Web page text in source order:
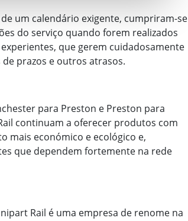
um calendário exigente, cumpriram-se
do serviço quando forem realizados
que gerem cuidadosamente
prazos e outros atrasos.
para Preston e Preston para
continuam a oferecer produtos com
mais económico e ecológico e,
que dependem fortemente na rede
Rail é uma empresa de renome na